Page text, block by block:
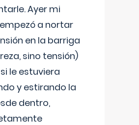
Ayer mi
a nortar
en la barriga
sino tensión)
le estuviera
y estirando la
dentro,